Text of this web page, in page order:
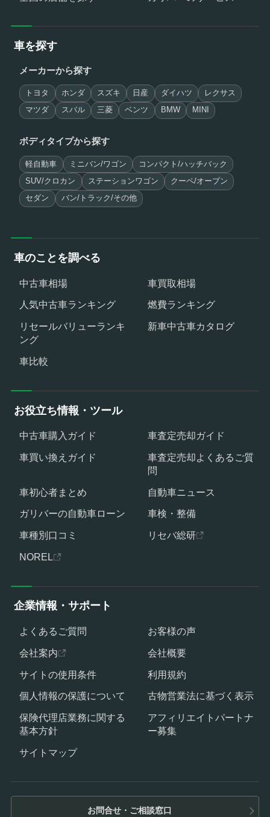
車を探す
メーカーから探す
トヨタ ホンダ スズキ 日産 ダイハツ レクサス
マツダ スバル 三菱 ベンツ BMW MINI
ボディタイプから探す
軽自動車 ミニバン/ワゴン コンパクト/ハッチバック
SUV/クロカン ステーションワゴン クーペ/オープン
セダン バン/トラック/その他
車のことを調べる
中古車相場
車買取相場
人気中古車ランキング
燃費ランキング
リセールバリューランキ
ング
新車中古車カタログ
車比較
お役立ち情報・ツール
中古車購入ガイド
車査定売却ガイド
車買い換えガイド
車査定売却よくあるご質
問
車初心者まとめ
自動車ニュース
ガリバーの自動車ローン
車検・整備
車種別口コミ
リセバ総研
NOREL
お問合せ・ご相談窓口
企業情報・サポート
よくあるご質問
お客様の声
会社案内
会社概要
サイトの使用条件
利用規約
個人情報の保護について
古物営業法に基づく表示
保険代理店業務に関する
基本方針
アフィリエイトパートナ
ー募集
サイトマップ